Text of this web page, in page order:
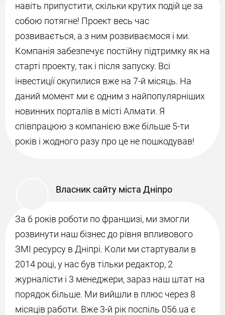
навіть припустити, скільки крутих подій це за
собою потягне! Проект весь час
розвивається, а з ним розвиваємося і ми.
Компанія забезпечує постійну підтримку як на
старті проекту, так і після запуску. Всі
інвестиції окупилися вже на 7-й місяць. На
даний момент ми є одним з найпопулярніших
новинних порталів в місті Алмати. Я
співпрацюю з компанією вже більше 5-ти
років і жодного разу про це не пошкодував!
Власник сайту міста Дніпро
За 6 років роботи по франшизі, ми змогли
розвинути наш бізнес до рівня впливового
ЗМІ ресурсу в Дніпрі. Коли ми стартували в
2014 році, у нас був тільки редактор, 2
журналісти і 3 менеджери, зараз наш штат на
порядок більше. Ми вийшли в плюс через 8
місяців работи. Вже 3-й рік поспіль 056.ua є